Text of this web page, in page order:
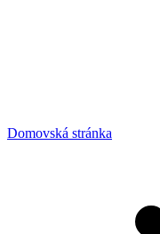
Domovská stránka